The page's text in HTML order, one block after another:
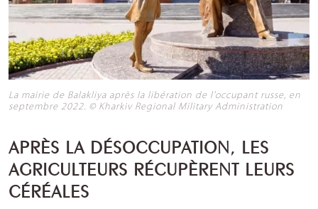
La mairie de Balakliya après la libération de l'occupant russe, en
septembre 2022. © Kharkiv Regional Military Administration
APRÈS LA DÉSOCCUPATION, LES
AGRICULTEURS RÉCUPÈRENT LEURS
CÉRÉALES